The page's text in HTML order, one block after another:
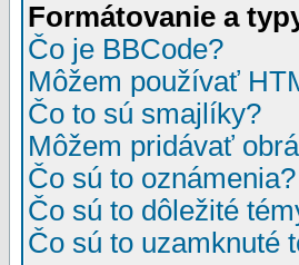
Formátovanie a
Čo je BBCode?
Môžem používať
Čo to sú smajlíky?
Môžem pridávať
Čo sú to oznámenia?
Čo sú to dôležité
Čo sú to uzamknuté